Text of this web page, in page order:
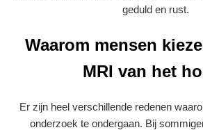
geduld en rust.
Waarom mensen
MRI van het
Er zijn heel verschillende redenen
onderzoek te ondergaan. Bij